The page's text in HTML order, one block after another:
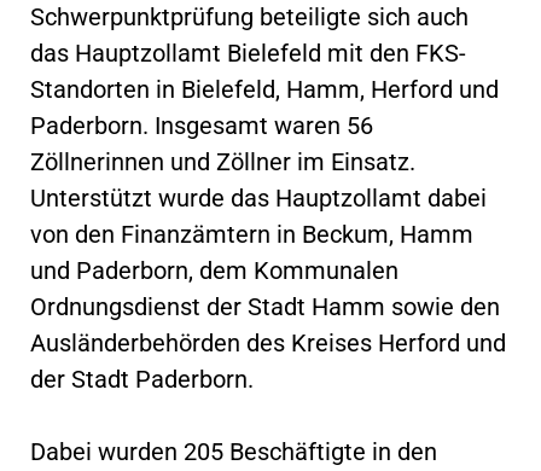
Schwerpunktprüfung beteiligte sich auch
das Hauptzollamt Bielefeld mit den FKS-
Standorten in Bielefeld, Hamm, Herford und
Paderborn. Insgesamt waren 56
Zöllnerinnen und Zöllner im Einsatz.
Unterstützt wurde das Hauptzollamt dabei
von den Finanzämtern in Beckum, Hamm
und Paderborn, dem Kommunalen
Ordnungsdienst der Stadt Hamm sowie den
Ausländerbehörden des Kreises Herford und
der Stadt Paderborn.
Dabei wurden 205 Beschäftigte in den